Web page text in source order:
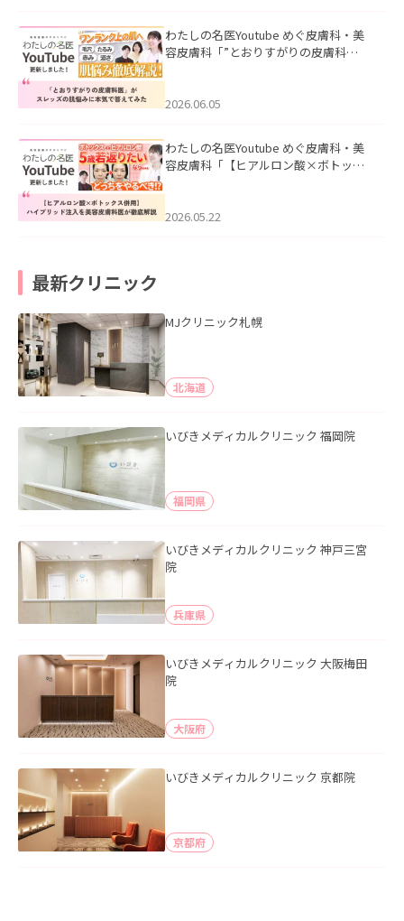
わたしの名医Youtube めぐ皮膚科・美
容皮膚科「”とおりすがりの皮膚科
2026.06.05
わたしの名医Youtube めぐ皮膚科・美
容皮膚科「【ヒアルロン酸×ボトック
た。
2026.05.22
最新クリニック
MJクリニック札幌
北海道
いびきメディカルクリニック 福岡院
福岡県
いびきメディカルクリニック 神戸三宮
院
兵庫県
いびきメディカルクリニック 大阪梅田
院
大阪府
いびきメディカルクリニック 京都院
京都府